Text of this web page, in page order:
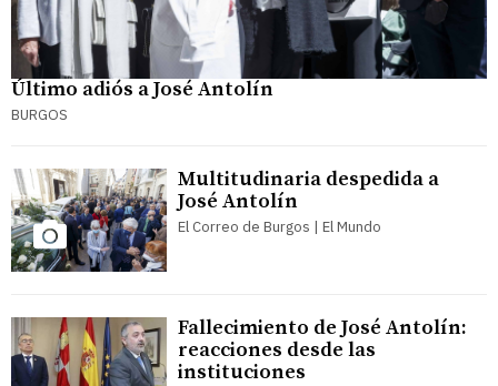
Último adiós a José Antolín
BURGOS
Multitudinaria despedida a
José Antolín
El Correo de Burgos | El Mundo
Fallecimiento de José Antolín:
reacciones desde las
instituciones